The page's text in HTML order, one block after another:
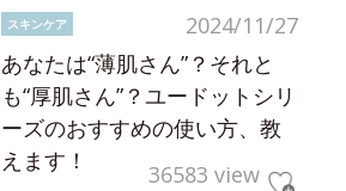
2024/11/27
スキンケア
あなたは“薄肌さん”？それと
も“厚肌さん”？ユードットシリ
ーズのおすすめの使い方、教
えます！
36583 view